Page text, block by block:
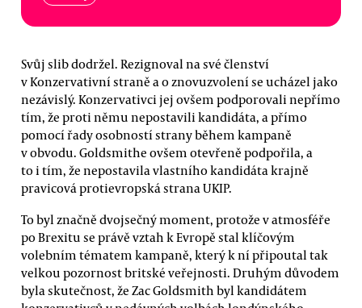
Svůj slib dodržel. Rezignoval na své členství
v Konzervativní straně a o znovuzvolení se ucházel jako
nezávislý. Konzervativci jej ovšem podporovali nepřímo
tím, že proti němu nepostavili kandidáta, a přímo
pomocí řady osobností strany během kampaně
v obvodu. Goldsmithe ovšem otevřeně podpořila, a
to i tím, že nepostavila vlastního kandidáta krajně
pravicová protievropská strana UKIP.
To byl značně dvojsečný moment, protože v atmosféře
po Brexitu se právě vztah k Evropě stal klíčovým
volebním tématem kampaně, který k ní připoutal tak
velkou pozornost britské veřejnosti. Druhým důvodem
byla skutečnost, že Zac Goldsmith byl kandidátem